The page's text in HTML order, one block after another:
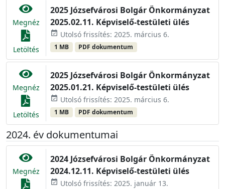
Megnéz
Letöltés
2025 Józsefvárosi Bolgár Önkormányzat
2025.02.11. Képviselő-testületi ülés
event_available Utolsó frissítés: 2025. március 6.
1 MB PDF dokumentum
Megnéz
Letöltés
2025 Józsefvárosi Bolgár Önkormányzat
2025.01.21. Képviselő-testületi ülés
event_available Utolsó frissítés: 2025. március 6.
1 MB PDF dokumentum
2024. év dokumentumai
Megnéz
2024 Józsefvárosi Bolgár Önkormányzat
2024.12.11. Képviselő-testületi ülés
event_available Utolsó frissítés: 2025. január 13.